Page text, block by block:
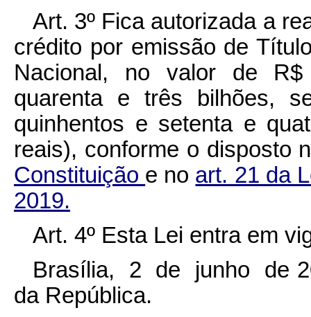
Art. 3º Fica autorizada a
crédito por emissão de
Nacional, no valor de R$
quarenta e três bilhões,
quinhentos e setenta e
reais), conforme o disposto
Constituição e no art. 21 da
2019.
Art. 4º Esta Lei entra em
Brasília, 2 de junho de
da República.